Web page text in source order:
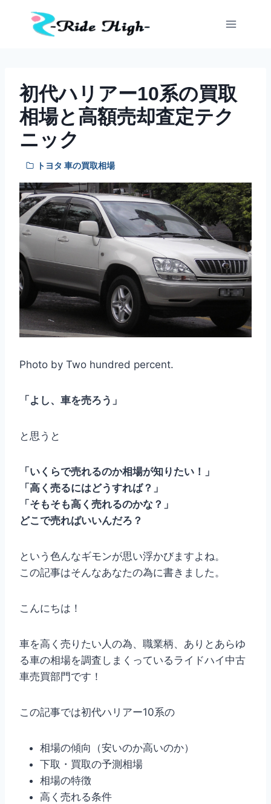
初代ハリアー10系の買取
相場と高額売却査定テク
ニック
トヨタ 車の買取相場
Photo by Two hundred percent.
「よし、車を売ろう」
と思うと
「いくらで売れるのか相場が知りたい！」
「高く売るにはどうすれば？」
「そもそも高く売れるのかな？」
どこで売ればいいんだろ？
という色んなギモンが思い浮かびますよね。
この記事はそんなあなたの為に書きました。
こんにちは！
車を高く売りたい人の為、職業柄、ありとあらゆ
る車の相場を調査しまくっているライドハイ中古
車売買部門です！
この記事では初代ハリアー10系の
相場の傾向（安いのか高いのか）
下取・買取の予測相場
相場の特徴
高く売れる条件